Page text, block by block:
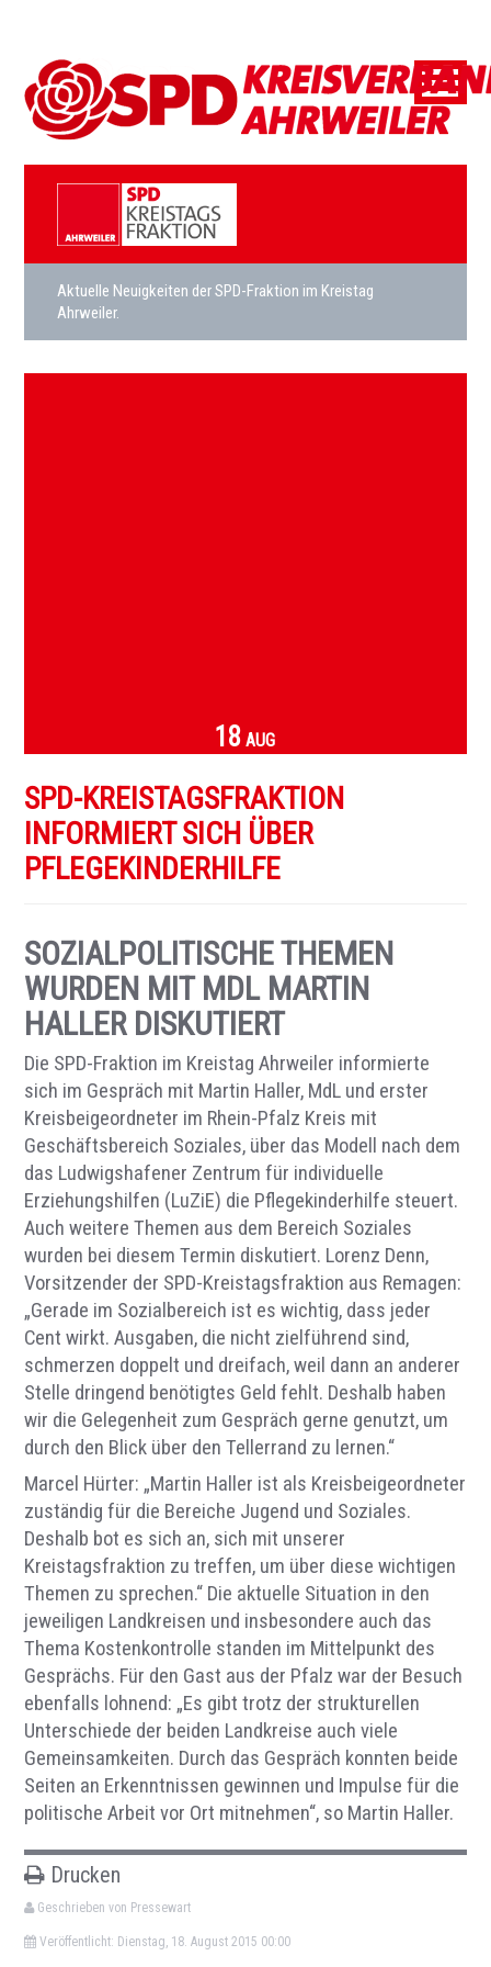
Aktuelle Neuigkeiten der SPD-Fraktion im Kreistag
Ahrweiler.
18 AUG
SPD-KREISTAGSFRAKTION
INFORMIERT SICH ÜBER
PFLEGEKINDERHILFE
SOZIALPOLITISCHE THEMEN
WURDEN MIT MDL MARTIN
HALLER DISKUTIERT
Die SPD-Fraktion im Kreistag Ahrweiler informierte
sich im Gespräch mit Martin Haller, MdL und erster
Kreisbeigeordneter im Rhein-Pfalz Kreis mit
Geschäftsbereich Soziales, über das Modell nach dem
das Ludwigshafener Zentrum für individuelle
Erziehungshilfen (LuZiE) die Pflegekinderhilfe steuert.
Auch weitere Themen aus dem Bereich Soziales
wurden bei diesem Termin diskutiert. Lorenz Denn,
Vorsitzender der SPD-Kreistagsfraktion aus Remagen:
„Gerade im Sozialbereich ist es wichtig, dass jeder
Cent wirkt. Ausgaben, die nicht zielführend sind,
schmerzen doppelt und dreifach, weil dann an anderer
Stelle dringend benötigtes Geld fehlt. Deshalb haben
wir die Gelegenheit zum Gespräch gerne genutzt, um
durch den Blick über den Tellerrand zu lernen.“
Marcel Hürter: „Martin Haller ist als Kreisbeigeordneter
zuständig für die Bereiche Jugend und Soziales.
Deshalb bot es sich an, sich mit unserer
Kreistagsfraktion zu treffen, um über diese wichtigen
Themen zu sprechen.“ Die aktuelle Situation in den
jeweiligen Landkreisen und insbesondere auch das
Thema Kostenkontrolle standen im Mittelpunkt des
Gesprächs. Für den Gast aus der Pfalz war der Besuch
ebenfalls lohnend: „Es gibt trotz der strukturellen
Unterschiede der beiden Landkreise auch viele
Gemeinsamkeiten. Durch das Gespräch konnten beide
Seiten an Erkenntnissen gewinnen und Impulse für die
politische Arbeit vor Ort mitnehmen“, so Martin Haller.
Drucken
Geschrieben von Pressewart
Veröffentlicht: Dienstag, 18. August 2015 00:00